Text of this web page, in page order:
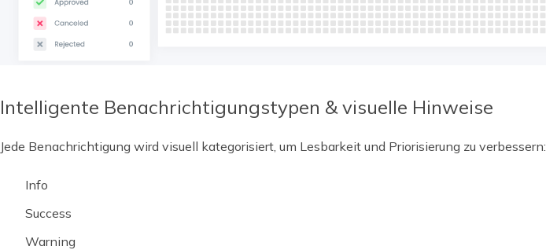
Intelligente Benachrichtigungstypen & visuelle Hinweise
Jede Benachrichtigung wird visuell kategorisiert, um Lesbarkeit und Priorisierung zu verbessern:
Info
Success
Warning